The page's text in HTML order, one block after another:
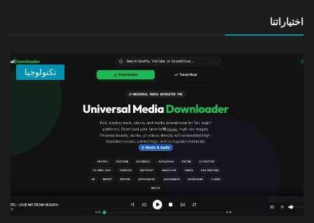
اختياراتنا
تكنولوجيا